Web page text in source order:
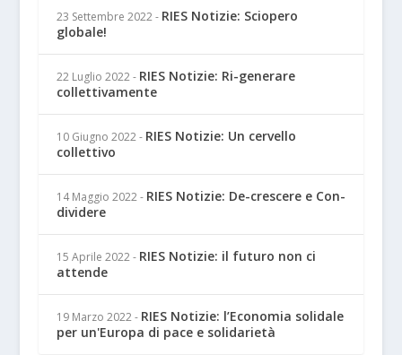
23 Settembre 2022 - RIES Notizie: Sciopero
globale!
22 Luglio 2022 - RIES Notizie: Ri-generare
collettivamente
10 Giugno 2022 - RIES Notizie: Un cervello
collettivo
14 Maggio 2022 - RIES Notizie: De-crescere e Con-
dividere
15 Aprile 2022 - RIES Notizie: il futuro non ci
attende
19 Marzo 2022 - RIES Notizie: l’Economia solidale
per un'Europa di pace e solidarietà